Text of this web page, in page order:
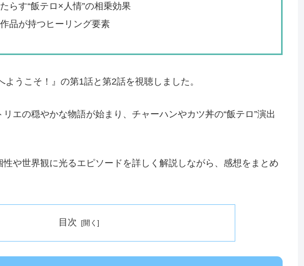
らす“飯テロ×人情”の相乗効果
品が持つヒーリング要素
うこそ！』の第1話と第2話を視聴しました。
エの穏やかな物語が始まり、チャーハンやカツ丼の“飯テロ”演出
や世界観に光るエピソードを詳しく解説しながら、感想をまとめ
目次